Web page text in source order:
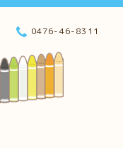
0476-46-8311